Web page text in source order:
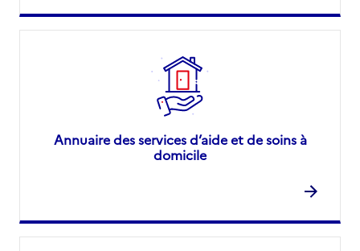
Annuaire des services d’aide et de soins à
domicile